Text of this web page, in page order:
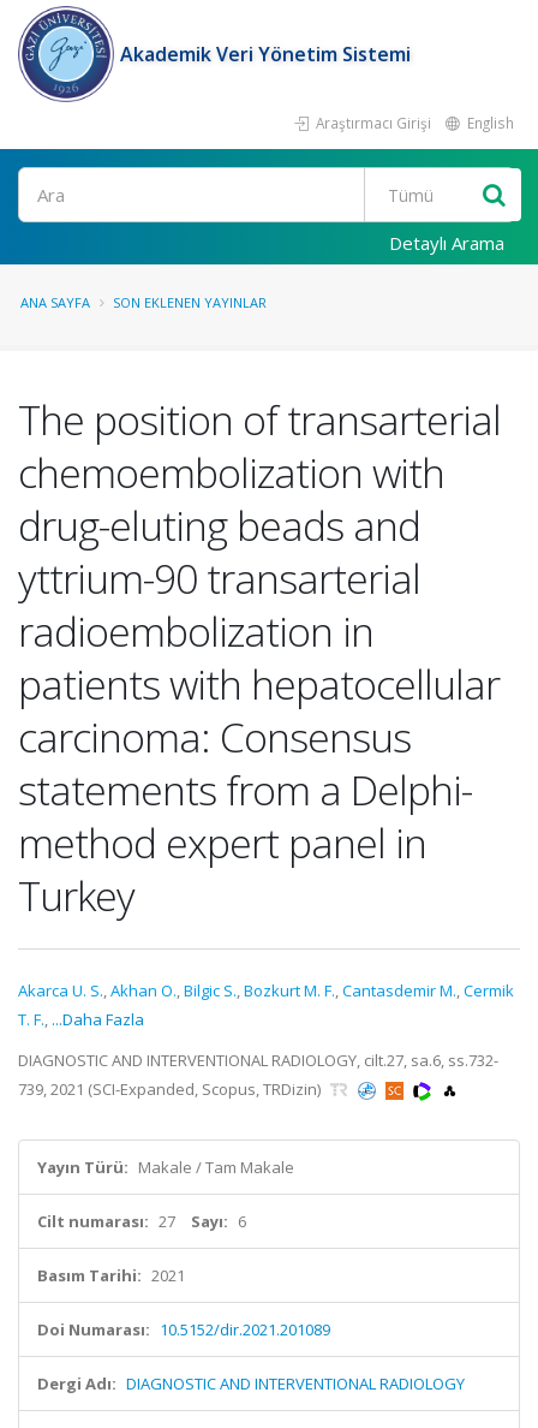
Akademik Veri Yönetim Sistemi
Araştırmacı Girişi English
Ara
Detaylı Arama
ANA SAYFA SON EKLENEN YAYINLAR
The position of transarterial
chemoembolization with
drug-eluting beads and
yttrium-90 transarterial
radioembolization in
patients with hepatocellular
carcinoma: Consensus
statements from a Delphi-
method expert panel in
Turkey
Akarca U. S.,Akhan O.,Bilgic S.,Bozkurt M. F.,Cantasdemir M.,Cermik
T. F., ...Daha Fazla
DIAGNOSTIC AND INTERVENTIONAL RADIOLOGY, cilt.27, sa.6, ss.732-
739, 2021 (SCI-Expanded, Scopus, TRDizin)
Yayın Türü: Makale / Tam Makale
Cilt numarası: 27 Sayı: 6
Basım Tarihi: 2021
Doi Numarası: 10.5152/dir.2021.201089
Dergi Adı: DIAGNOSTIC AND INTERVENTIONAL RADIOLOGY